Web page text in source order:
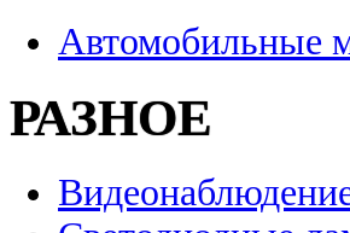
Автомобильные
РАЗНОЕ